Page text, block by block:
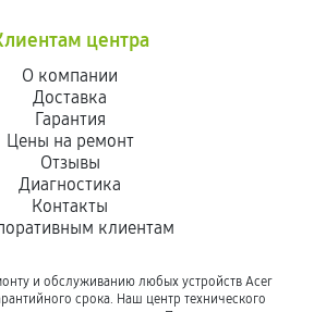
центра
О компании
Доставка
Гарантия
Цены на ремонт
Отзывы
Диагностика
Контакты
клиентам
и обслуживанию любых устройств Acer
срока. Наш центр технического